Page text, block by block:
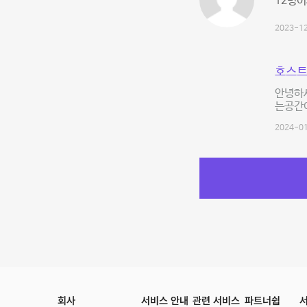
2023-
호스
안녕하
는공간
2024-
회사 서비스 안내 관련 서비스 파트너쉽